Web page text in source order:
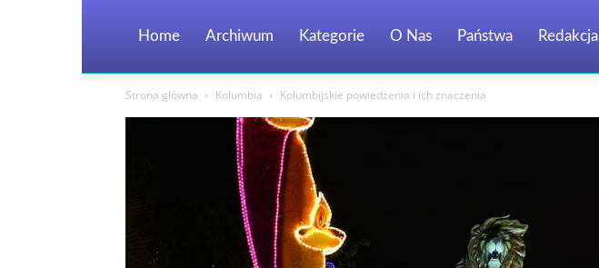
Home Archiwum Kategorie O Nas Państwa Redakcja
Strona główna Kolumbia Kolumbijskie powiedzenia i ich znaczenia